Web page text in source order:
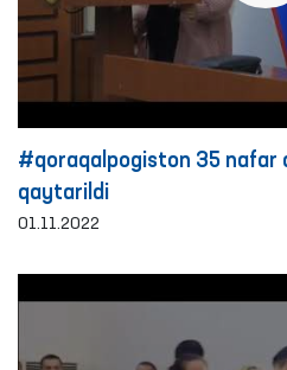
#qoraqalpogiston 35 nafar ayblanuvchi o'z oilasiga
qaytarildi
01.11.2022